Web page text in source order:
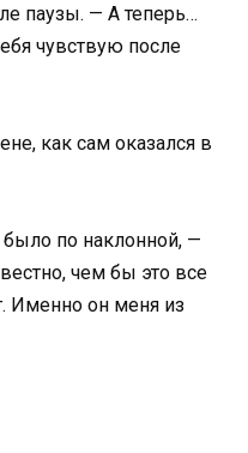
паузы. — А теперь…
чувствую после
как сам оказался в
было по наклонной, —
чем бы это все
Именно он меня из